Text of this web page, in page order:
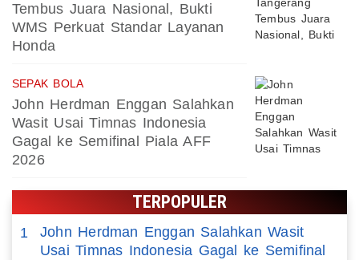
Tembus Juara Nasional, Bukti
WMS Perkuat Standar Layanan
Honda
SEPAK BOLA
John Herdman Enggan Salahkan
Wasit Usai Timnas Indonesia
Gagal ke Semifinal Piala AFF
2026
TERPOPULER
1
John Herdman Enggan Salahkan Wasit
Usai Timnas Indonesia Gagal ke Semifinal